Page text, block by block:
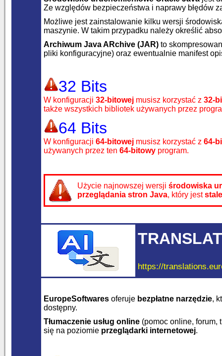
Ze względów bezpieczeństwa i naprawy błędów
Możliwe jest zainstalowanie kilku wersji
maszynie. W takim przypadku należy określić
Archiwum Java ARchive (JAR) to
pliki konfiguracyjne) oraz ewentualnie manifest
32 Bits
W konfiguracji 32-bitowej musisz korzystać z 32-
także wszystkich bibliotek używanych przez
64 Bits
W konfiguracji 64-bitowej musisz korzystać z 64-
używanych przez ten 64-bitowy program.
Użycie najnowszej wersji środowiska
przeglądania stron Java, który jeststale
https://
EuropeSoftwares oferuje bezpłatne narzędzie,
dostępny.
Tłumaczenie usług online (pomoc online,
się na poziomie przeglądarki internetowej.